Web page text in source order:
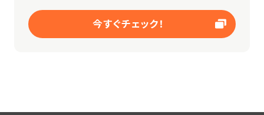
今すぐチェック！